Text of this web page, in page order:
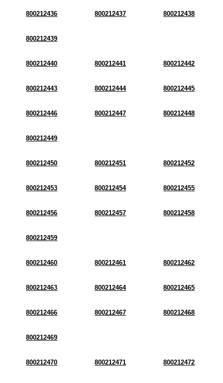
800212436 800212437 800212438
800212439
800212440 800212441 800212442
800212443 800212444 800212445
800212446 800212447 800212448
800212449
800212450 800212451 800212452
800212453 800212454 800212455
800212456 800212457 800212458
800212459
800212460 800212461 800212462
800212463 800212464 800212465
800212466 800212467 800212468
800212469
800212470 800212471 800212472